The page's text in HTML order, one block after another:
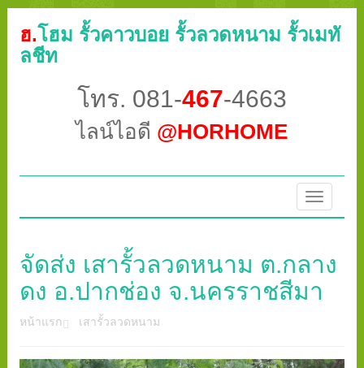
ฮ.โฮม รั้วคาวบอย รั้วลวดหนาม รั้วเมทั
ลชีท
โทร. 081-467-4663
ไลน์ไอดี @HORHOME
Toggle
จัดส่ง เสารั้วลวดหนาม ต.กลาง
ดง อ.ปากช่อง จ.นครราชสีมา
หน้าแรก เสารั้วลวดหนาม